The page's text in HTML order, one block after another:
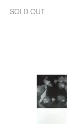
SOLD OUT